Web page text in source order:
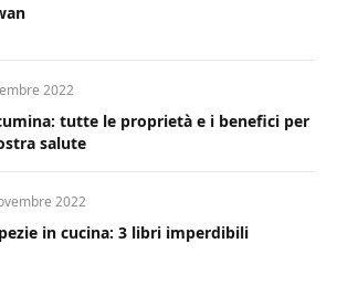
2022
tutte le proprietà e i benefici per
salute
2022
in cucina: 3 libri imperdibili